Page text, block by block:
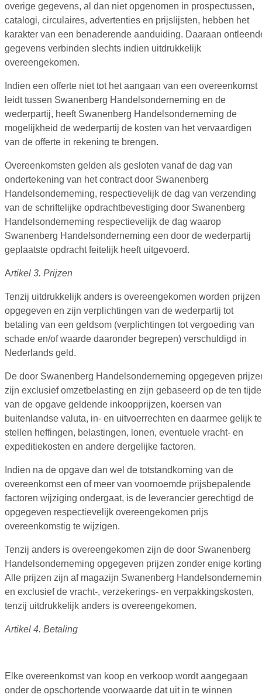
overige gegevens, al dan niet opgenomen in prospectussen,
catalogi, circulaires, advertenties en prijslijsten, hebben het
karakter van een benaderende aanduiding. Daaraan
gegevens verbinden slechts indien uitdrukkelijk
overeengekomen.
Indien een offerte niet tot het aangaan van een overeenkomst
leidt tussen Swanenberg Handelsonderneming en de
wederpartij, heeft Swanenberg Handelsonderneming de
mogelijkheid de wederpartij de kosten van het vervaardigen
van de offerte in rekening te brengen.
Overeenkomsten gelden als gesloten vanaf de dag van
ondertekening van het contract door Swanenberg
Handelsonderneming, respectievelijk de dag van verzending
van de schriftelijke opdrachtbevestiging door Swanenberg
Handelsonderneming respectievelijk de dag waarop
Swanenberg Handelsonderneming een door de wederpartij
geplaatste opdracht feitelijk heeft uitgevoerd.
Artikel 3. Prijzen
Tenzij uitdrukkelijk anders is overeengekomen worden prijzen
opgegeven en zijn verplichtingen van de wederpartij tot
betaling van een geldsom (verplichtingen tot vergoeding van
schade en/of waarde daaronder begrepen) verschuldigd in
Nederlands geld.
De door Swanenberg Handelsonderneming opgegeven
zijn exclusief omzetbelasting en zijn gebaseerd op de ten tijde
van de opgave geldende inkoopprijzen, koersen van
buitenlandse valuta, in- en uitvoerrechten en daarmee gelijk te
stellen heffingen, belastingen, lonen, eventuele vracht- en
expeditiekosten en andere dergelijke factoren.
Indien na de opgave dan wel de totstandkoming van de
overeenkomst een of meer van voornoemde prijsbepalende
factoren wijziging ondergaat, is de leverancier gerechtigd de
opgegeven respectievelijk overeengekomen prijs
overeenkomstig te wijzigen.
Tenzij anders is overeengekomen zijn de door Swanenberg
Handelsonderneming opgegeven prijzen zonder enige
Alle prijzen zijn af magazijn Swanenberg
en exclusief de vracht-, verzekerings- en verpakkingskosten,
tenzij uitdrukkelijk anders is overeengekomen.
Artikel 4. Betaling
Elke overeenkomst van koop en verkoop wordt aangegaan
onder de opschortende voorwaarde dat uit in te winnen